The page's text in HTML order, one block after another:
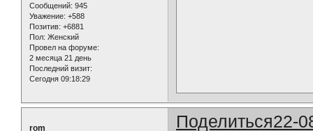
Сообщений: 945
Уважение: +588
Позитив: +6881
Пол: Женский
Провел на форуме:
2 месяца 21 день
Последний визит:
Сегодня 09:18:29
Поделиться22-
rom